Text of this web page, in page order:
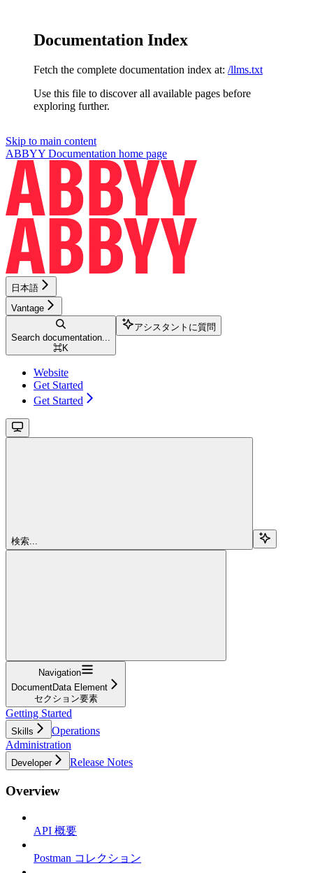
Documentation Index
Fetch the complete documentation index at: /llms.txt
Use this file to discover all available pages before
exploring further.
Skip to main content
ABBYY Documentation home page
日本語
Vantage
Search documentation...
⌘K
アシスタントに質問
Website
Get Started
Get Started
検索...
Navigation
DocumentData Element
セクション要素
Getting Started
Skills
Operations
Administration
Developer Release Notes
Overview
API 概要
Postman コレクション